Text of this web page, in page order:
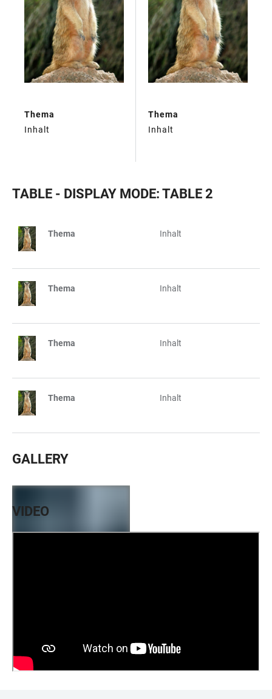
Thema
Inhalt
Thema
Inhalt
TABLE - DISPLAY MODE: TABLE 2
TABELLE
Thema Inhalt
Thema Inhalt
Thema Inhalt
Thema Inhalt
GALLERY
VIDEO